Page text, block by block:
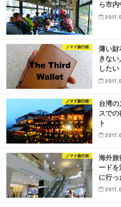
ら市
ノマド旅行術
薄い財
きな
したい
ノマド旅行術
台湾
スで
ト
ノマド旅行術
海外旅
ード
に行っ